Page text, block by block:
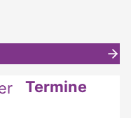
Termine